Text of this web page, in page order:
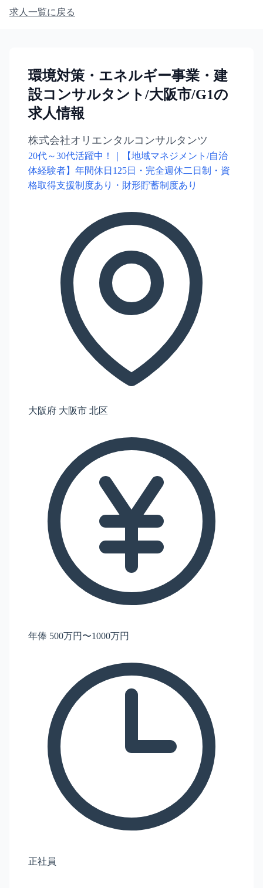
求人一覧に戻る
環境対策・エネルギー事業・建
設コンサルタント/大阪市/G1の
求人情報
株式会社オリエンタルコンサルタンツ
20代～30代活躍中！｜【地域マネジメント/自治
体経験者】年間休日125日・完全週休二日制・資
格取得支援制度あり・財形貯蓄制度あり
大阪府 大阪市 北区
年俸 500万円〜1000万円
正社員